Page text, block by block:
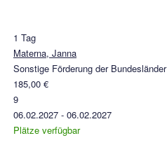
1 Tag
Materna, Janna
Sonstige Förderung der Bundesländer
185,00 €
9
06.02.2027 - 06.02.2027
Plätze verfügbar